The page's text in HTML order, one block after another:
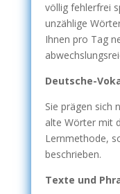
völlig fehlerfrei
unzählige
Ihnen pro Tag
Deutsche-
Sie prägen sich
alte Wörter mit
Lernmethode,
beschrieben.
Texte und